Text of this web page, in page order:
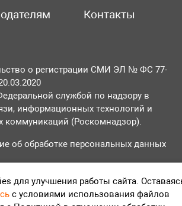
Контакты
о регистрации СМИ ЭЛ № ФС 77-
службой по надзору в
информационных технологий и
коммуникаций (Роскомнадзор).
об обработке персональных данных
на обработку персональных данных
для улучшения работы сайта.
с условиями использования файлов